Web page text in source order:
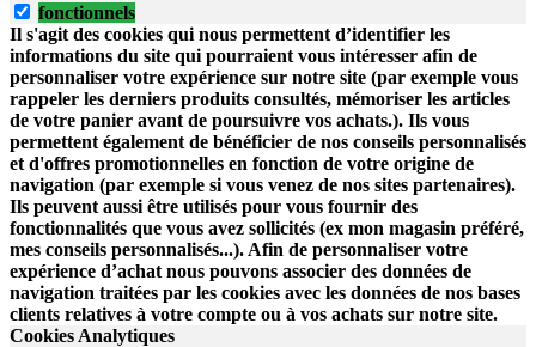
fonctionnels
Il s'agit des cookies qui nous permettent d’identifier les
informations du site qui pourraient vous intéresser afin de
personnaliser votre expérience sur notre site (par exemple vous
rappeler les derniers produits consultés, mémoriser les articles
de votre panier avant de poursuivre vos achats.). Ils vous
permettent également de bénéficier de nos conseils personnalisés
et d'offres promotionnelles en fonction de votre origine de
navigation (par exemple si vous venez de nos sites partenaires).
Ils peuvent aussi être utilisés pour vous fournir des
fonctionnalités que vous avez sollicités (ex mon magasin préféré,
mes conseils personnalisés...). Afin de personnaliser votre
expérience d’achat nous pouvons associer des données de
navigation traitées par les cookies avec les données de nos bases
clients relatives à votre compte ou à vos achats sur notre site.
Cookies Analytiques